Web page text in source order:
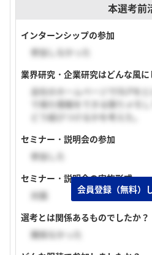
本選考前
インターンシップの参加
参加しなかった
業界研究・企業研究はどんな風に
会社のホームページでOLPを
で得た情報をできる限りメモ
どう結びつけるかを考えた。
セミナー・説明会の参加
参加した
セミナー・説明会の実施形式
対面
選考とは関係あるものでしたか？
関係なかった
会員登録（無料）